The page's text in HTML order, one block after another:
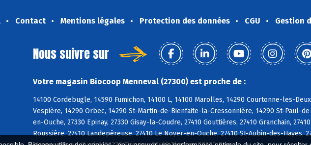
Contact Mentions légales Protection des données CGU Gestion
Nous suivre sur
Votre magasin Biocoop Menneval (27300) est proche de :
14100 Cordebugle, 14590 Fumichon, 14100 L, 14100 Marolles, 14290 Courtonne-les-
Vespière, 14290 Orbec, 14290 St-Martin-de-Bienfaite-la-Cressonnière, 14290 St-Paul-
en-Ouche, 27330 Epinay, 27330 Gisay-la-Coudre, 27410 Gouttières, 27410 Granchain,
Roussière, 27410 Landepéreuse, 27410 Le Noyer-en-Ouche, 27410 St-Aubin-des-